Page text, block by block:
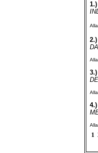
1.)
2.)
3.)
4.)
1